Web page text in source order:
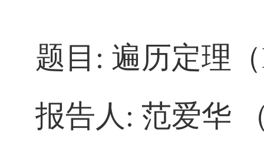
题目 : 遍历定理（
报告人 : 范爱华